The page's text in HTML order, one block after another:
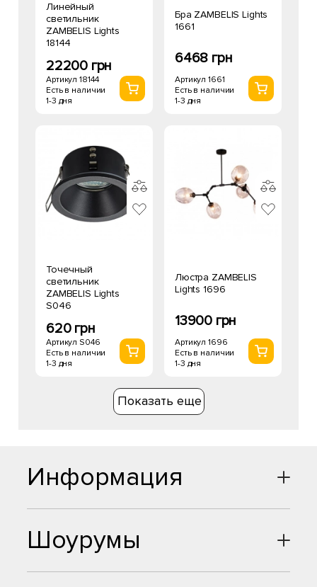
Линейный
светильник
ZAMBELIS Lights
18144
22200 грн
Артикул 18144
Есть в наличии
1-3 дня
Бра ZAMBELIS Lights
1661
6468 грн
Артикул 1661
Есть в наличии
1-3 дня
Точечный
светильник
ZAMBELIS Lights
S046
620 грн
Артикул S046
Есть в наличии
1-3 дня
Люстра ZAMBELIS
Lights 1696
13900 грн
Артикул 1696
Есть в наличии
1-3 дня
Показать еще
Шоурумы
Информация